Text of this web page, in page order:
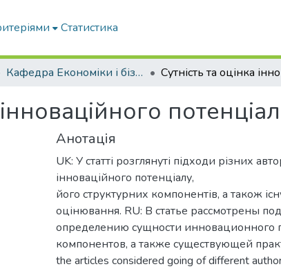
Статистика
Кафедра Економіки і бізнесу
Анотація
UK: У статті розглянуті підходи різних
інноваційного потенціалу,
його структурних компонентів, а також
оцінювання. RU: В статье рассмотрены
определению сущности инновационного
компонентов, а также существующей
the articles considered going of different